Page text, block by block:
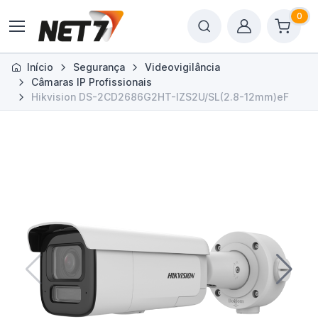
0
Início Segurança
Videovigilância
Câmaras IP Profissionais
Hikvision DS-2CD2686G2HT-IZS2U/SL(2.8-12mm)eF